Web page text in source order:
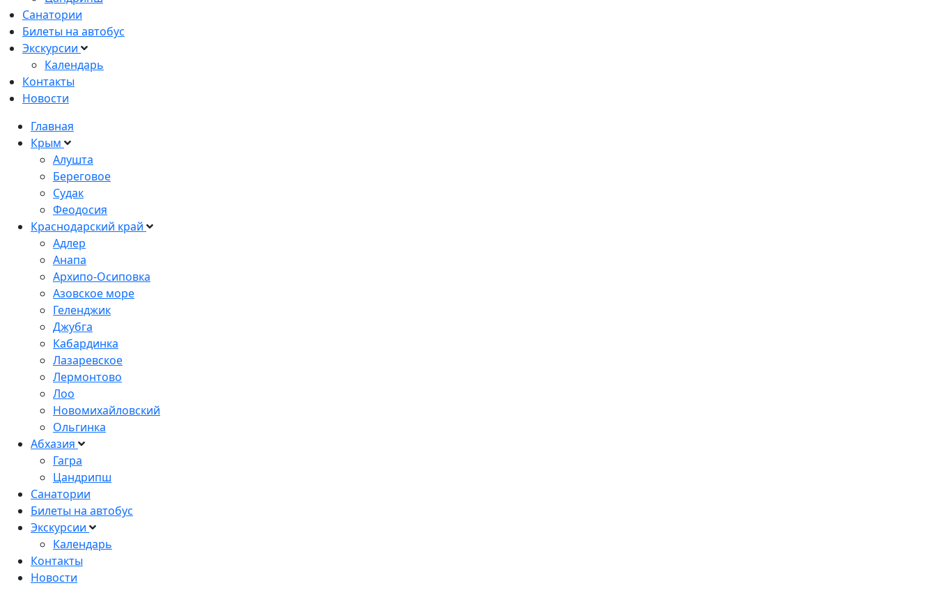
Санатории
Билеты на автобус
Экскурсии
Календарь
Контакты
Новости
Главная
Крым
Алушта
Береговое
Судак
Феодосия
Краснодарский край
Адлер
Анапа
Архипо-Осиповка
Азовское море
Геленджик
Джубга
Кабардинка
Лазаревское
Лермонтово
Лоо
Новомихайловский
Ольгинка
Абхазия
Гагра
Цандрипш
Санатории
Билеты на автобус
Экскурсии
Календарь
Контакты
Новости